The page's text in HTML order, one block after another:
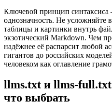
Ключевой принцип
однозначность. Не усложняйте
таблицы и картинки внутрь
экзотический Markdown. Чем
надёжнее её распарсит любой
гигантов до российских
человеком как оглавление
llms.txt и llms-
что выбрать